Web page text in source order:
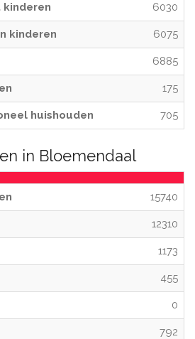
kinderen 6030
kinderen 6075
6885
175
huishouden 705
in Bloemendaal
15740
12310
1173
455
0
792